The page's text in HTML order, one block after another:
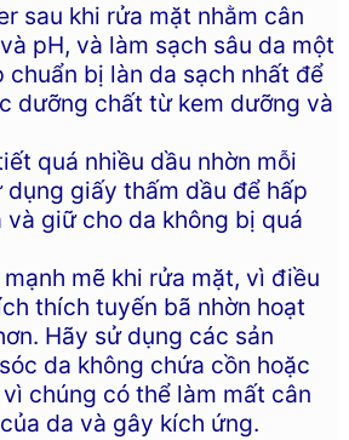
sau khi rửa mặt nhằm cân
pH, và làm sạch sâu da một
chuẩn bị làn da sạch nhất để
dưỡng chất từ kem dưỡng và
quá nhiều dầu nhờn mỗi
dụng giấy thấm dầu để hấp
giữ cho da không bị quá
mẽ khi rửa mặt, vì điều
thích tuyến bã nhờn hoạt
Hãy sử dụng các sản
da không chứa cồn hoặc
chúng có thể làm mất cân
da và gây kích ứng.